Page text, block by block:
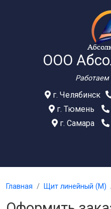
ООО
Работаем
г. Челябинск
г. Тюмень
г. Самара
Главная Щит линейный (М)